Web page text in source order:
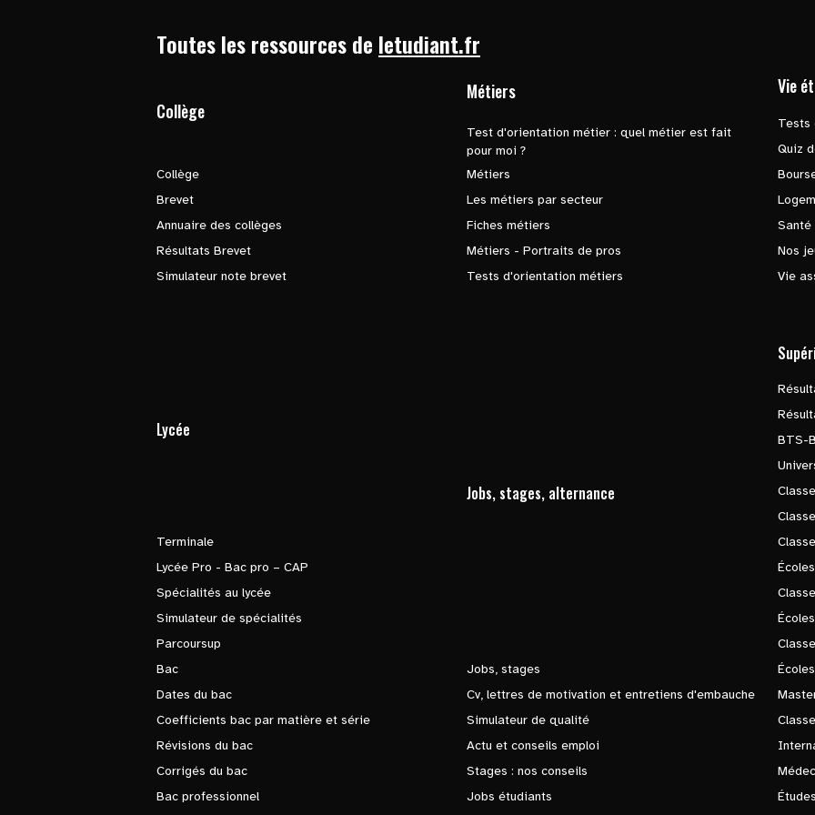
Toutes les ressources de letudiant.fr
Collège
Collège
Brevet
Annuaire des collèges
Résultats Brevet
Simulateur note brevet
Métiers
Test d'orientation métier : quel métier est fait
pour moi ?
Métiers
Les métiers par secteur
Fiches métiers
Métiers - Portraits de pros
Tests d'orientation métiers
Vie
Tests
Quiz
Santé
Nos
Vie
Lycée
Terminale
Lycée Pro - Bac pro – CAP
Spécialités au lycée
Simulateur de spécialités
Parcoursup
Bac
Dates du bac
Coefficients bac par matière et série
Révisions du bac
Corrigés du bac
Bac professionnel
Jobs, stages, alternance
Jobs, stages
Cv, lettres de motivation et entretiens d'embauche
Simulateur de qualité
Actu et conseils emploi
Stages : nos conseils
Jobs étudiants
BTS-